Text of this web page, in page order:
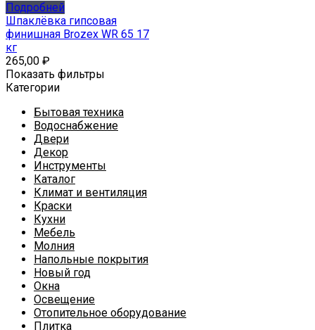
Подробней
Шпаклёвка гипсовая
финишная Brozex WR 65 17
кг
265,00 ₽
Показать фильтры
Категории
Бытовая техника
Водоснабжение
Двери
Декор
Инструменты
Каталог
Климат и вентиляция
Краски
Кухни
Мебель
Молния
Напольные покрытия
Новый год
Окна
Освещение
Отопительное оборудование
Плитка